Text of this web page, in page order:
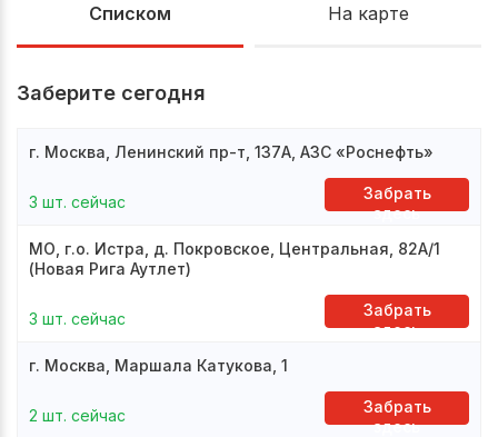
Списком На карте
Заберите сегодня
г. Москва, Ленинский пр-т, 137А, АЗС «Роснефть»
3 шт. сейчас
Забрать
здесь
МО, г.о. Истра, д. Покровское, Центральная, 82А/1
(Новая Рига Аутлет)
3 шт. сейчас
Забрать
здесь
г. Москва, Маршала Катукова, 1
2 шт. сейчас
Забрать
здесь